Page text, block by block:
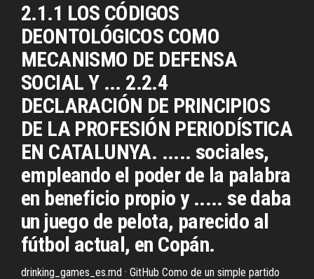
2.1.1 LOS CÓDIGOS
DEONTOLÓGICOS COMO
MECANISMO DE DEFENSA
SOCIAL Y ... 2.2.4
DECLARACIÓN DE PRINCIPIOS
DE LA PROFESIÓN PERIODÍSTICA
EN CATALUNYA. ..... sociales,
empleando el poder de la palabra
en beneficio propio y ..... se daba
un juego de pelota, parecido al
fútbol actual, en Copán.
drinking_games_es.md · GitHub Como de un simple partido